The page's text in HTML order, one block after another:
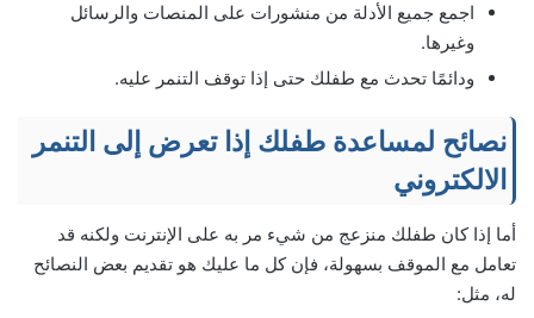
اجمع جميع الأدلة من منشورات على المنصات والرسائل
وغيرها.
ودائمًا تحدث مع طفلك حتى إذا توقف التنمر عليه.
نصائح لمساعدة طفلك إذا تعرض إلى التنمر
الالكتروني
أما إذا كان طفلك منزعج من شيء مر به على الإنترنت ولكنه قد
تعامل مع الموقف بسهولة، فإن كل ما عليك هو تقديم بعض النصائح
له، مثل: